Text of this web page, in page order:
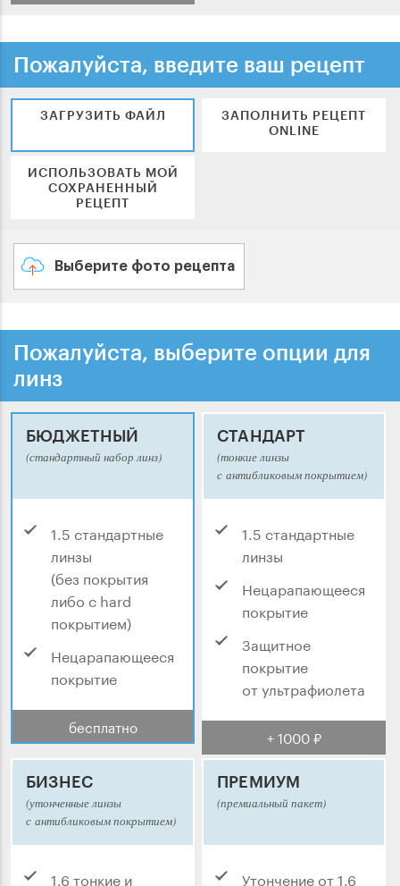
Пожалуйста, введите ваш рецепт
ЗАГРУЗИТЬ ФАЙЛ
ЗАПОЛНИТЬ РЕЦЕПТ
ONLINE
ИСПОЛЬЗОВАТЬ МОЙ
СОХРАНЕННЫЙ
РЕЦЕПТ
Выберите фото рецепта
Пожалуйста, выберите опции для
линз
БЮДЖЕТНЫЙ
(стандартный набор линз)
1.5 стандартные
линзы
(без покрытия
либо с hard
покрытием)
Нецарапающееся
покрытие
бесплатно
СТАНДАРТ
(тонкие линзы
с антибликовым покрытием)
1.5 стандартные
линзы
Нецарапающееся
покрытие
Защитное
покрытие
от ультрафиолета
+ 1000 ₽
БИЗНЕС
(утонченные линзы
с антибликовым покрытием)
1.6 тонкие и
ПРЕМИУМ
(премиальный пакет)
Утончение от 1.6